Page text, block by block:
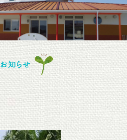
a
t
n
お知らせ